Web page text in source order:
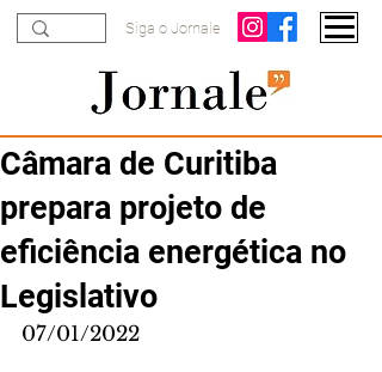
Siga o Jornale
Câmara de Curitiba
prepara projeto de
eficiência energética no
Legislativo
07/01/2022